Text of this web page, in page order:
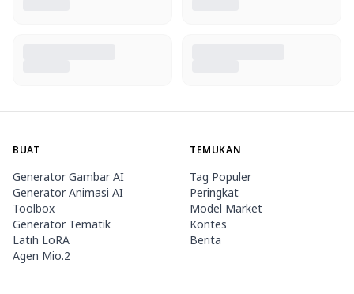
BUAT
Generator Gambar AI
Generator Animasi AI
Toolbox
Generator Tematik
Latih LoRA
Agen Mio.2
TEMUKAN
Tag Populer
Peringkat
Model Market
Kontes
Berita